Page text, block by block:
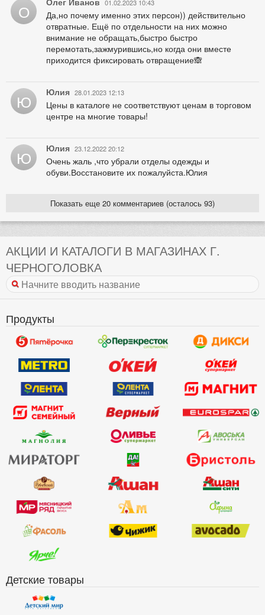
О 01.02.2023 10:43
Да,но почему именно этих персон)) действительно
отвратные. Ещё по отдельности на них можно
внимание не обращать,быстро быстро
перемотать,зажмурившись,но когда они вместе
приходится фиксировать отвращение🙈
Ю Юлия 28.01.2023 12:13
Цены в каталоге не соответствуют ценам в торговом
центре на многие товары!
Ю Юлия 23.12.2022 20:12
Очень жаль ,что убрали отделы одежды и
обуви.Восстановите их пожалуйста.Юлия
Показать еще 20 комментариев (осталось 93)
АКЦИИ И КАТАЛОГИ В МАГАЗИНАХ Г.
ЧЕРНОГОЛОВКА
Продукты
Детские товары